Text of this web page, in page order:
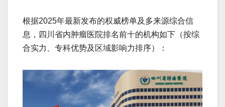
根据2025年最新发布的权威榜单及多来源综合信
息，四川省内肿瘤医院排名前十的机构如下（按综
合实力、专科优势及区域影响力排序）：